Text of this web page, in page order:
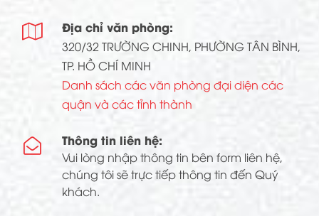
 Địa chỉ văn phòng:
320/32 TRƯỜNG CHINH, PHƯỜNG TÂN BÌNH,
TP. HỒ CHÍ MINH
Danh sách các văn phòng đại diện các
quận và các tỉnh thành
 Thông tin liên hệ:
Vui lòng nhập thông tin bên form liên hệ,
chúng tôi sẽ trực tiếp thông tin đến Quý
khách.